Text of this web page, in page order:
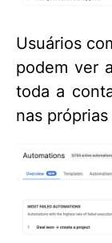
Usuários
podem ver
toda a
nas